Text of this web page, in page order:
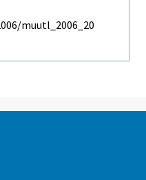
muutl_2006_20